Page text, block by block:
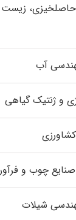
زیست
آب
و ژنتیک گیاهی
چوب و
شیلات